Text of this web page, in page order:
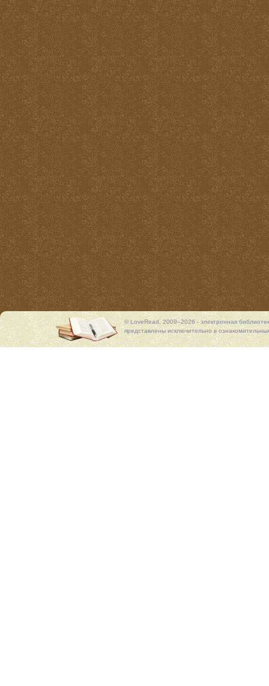
© LoveRead, 2009–2026 - электронная
представлены исключительно в